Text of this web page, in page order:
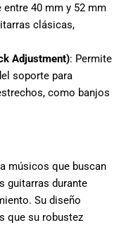
40 mm y 52 mm
clásicas,
Adjustment): Permite
soporte para
como banjos
músicos que buscan
guitarras durante
Su diseño
que su robustez